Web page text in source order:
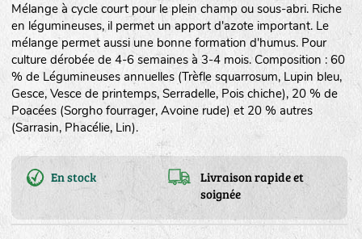
Mélange à cycle court pour le plein champ ou sous-abri. Riche
en légumineuses, il permet un apport d'azote important. Le
mélange permet aussi une bonne formation d'humus. Pour
culture dérobée de 4-6 semaines à 3-4 mois. Composition : 60
% de Légumineuses annuelles (Trèfle squarrosum, Lupin bleu,
Gesce, Vesce de printemps, Serradelle, Pois chiche), 20 % de
Poacées (Sorgho fourrager, Avoine rude) et 20 % autres
(Sarrasin, Phacélie, Lin).
En stock
Livraison rapide et
soignée